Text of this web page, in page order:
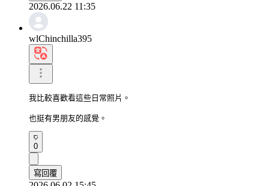
2026.06.22 11:35
wlChinchilla395
我比較喜歡看這些日常照片。
也挺有男朋友的感覺。
0
寫回覆